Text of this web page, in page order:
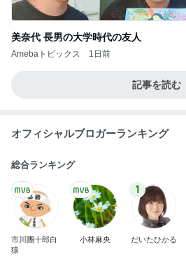
美奈代 長男の大学時代の友人
Amebaトピックス 1日前
記事を読む
オフィシャルブロガーランキング
総合ランキング
市川團十郎白
猿
小林麻央
1
だいたひかる